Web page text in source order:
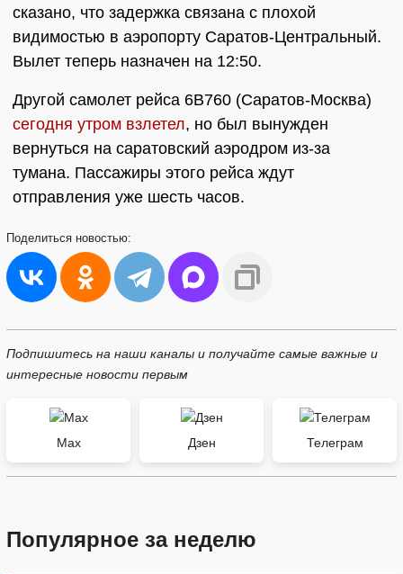
сказано, что задержка связана с плохой
видимостью в аэропорту Саратов-Центральный.
Вылет теперь назначен на 12:50.
Другой самолет рейса 6В760 (Саратов-Москва)
сегодня утром взлетел, но был вынужден
вернуться на саратовский аэродром из-за
тумана. Пассажиры этого рейса ждут
отправления уже шесть часов.
Поделиться новостью:
Подпишитесь на наши каналы и получайте самые важные и
интересные новости первым
Max Дзен Телеграм
Популярное за неделю